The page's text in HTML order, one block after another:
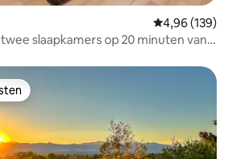
Gemiddelde
4,96 (139)
slaapkamers op 20 minuten van